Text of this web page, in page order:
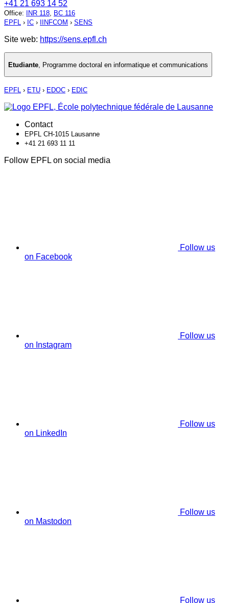
+41 21 693 14 52
Office: INR 118, BC 116
EPFL › IC › IINFCOM › SENS
Site web: https://sens.epfl.ch
Etudiante Programme doctoral en informatique et communications
EPFL › ETU › EDOC › EDIC
Contact
EPFL CH-1015 Lausanne
+41 21 693 11 11
Follow EPFL on social media
Follow us
on Facebook
Follow us
on Instagram
Follow us
on LinkedIn
Follow us
on Mastodon
Follow us